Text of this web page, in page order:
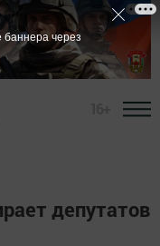
депутатов
баннера через